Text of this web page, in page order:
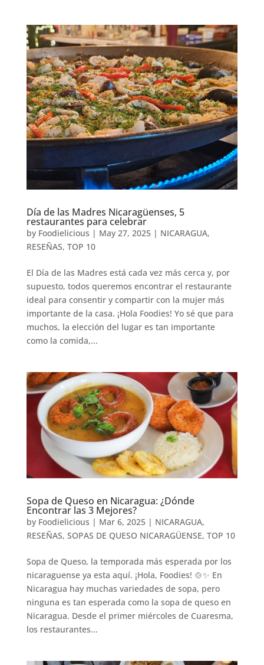
Día de las Madres Nicaragüenses, 5
restaurantes para celebrar
by Foodielicious | May 27, 2025| NICARAGUA,
RESEÑAS, TOP 10
El Día de las Madres está cada vez más cerca y, por
supuesto, todos queremos encontrar el restaurante
ideal para consentir y compartir con la mujer más
importante de la casa. ¡Hola Foodies! Yo sé que para
muchos, la elección del lugar es tan importante
como la comida,...
Sopa de Queso en Nicaragua: ¿Dónde
Encontrar las 3 Mejores?
by Foodielicious | Mar 6, 2025| NICARAGUA,
RESEÑAS, SOPAS DE QUESO NICARAGÜENSE, TOP 10
Sopa de Queso, la temporada más esperada por los
nicaraguense ya esta aquí. ¡Hola, Foodies! 🍲✨ En
Nicaragua hay muchas variedades de sopa, pero
ninguna es tan esperada como la sopa de queso en
Nicaragua. Desde el primer miércoles de Cuaresma,
los restaurantes...